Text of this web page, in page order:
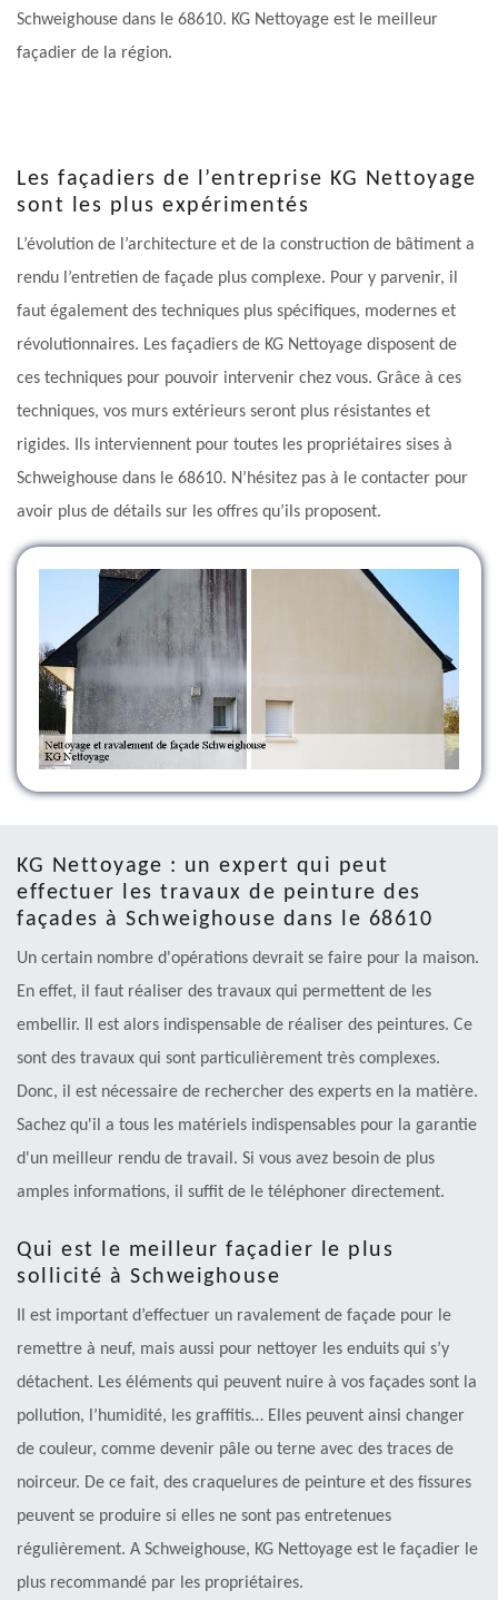
Schweighouse dans le 68610. KG Nettoyage est le meilleur
façadier de la région.
Les façadiers de l’entreprise KG Nettoyage
sont les plus expérimentés
L’évolution de l’architecture et de la construction de bâtiment a
rendu l’entretien de façade plus complexe. Pour y parvenir, il
faut également des techniques plus spécifiques, modernes et
révolutionnaires. Les façadiers de KG Nettoyage disposent de
ces techniques pour pouvoir intervenir chez vous. Grâce à ces
techniques, vos murs extérieurs seront plus résistantes et
rigides. Ils interviennent pour toutes les propriétaires sises à
Schweighouse dans le 68610. N’hésitez pas à le contacter pour
avoir plus de détails sur les offres qu’ils proposent.
KG Nettoyage : un expert qui peut
effectuer les travaux de peinture des
façades à Schweighouse dans le 68610
Un certain nombre d'opérations devrait se faire pour la maison.
En effet, il faut réaliser des travaux qui permettent de les
embellir. Il est alors indispensable de réaliser des peintures. Ce
sont des travaux qui sont particulièrement très complexes.
Donc, il est nécessaire de rechercher des experts en la matière.
Sachez qu'il a tous les matériels indispensables pour la garantie
d'un meilleur rendu de travail. Si vous avez besoin de plus
amples informations, il suffit de le téléphoner directement.
Qui est le meilleur façadier le plus
sollicité à Schweighouse
Il est important d’effectuer un ravalement de façade pour le
remettre à neuf, mais aussi pour nettoyer les enduits qui s’y
détachent. Les éléments qui peuvent nuire à vos façades sont la
pollution, l’humidité, les graffitis… Elles peuvent ainsi changer
de couleur, comme devenir pâle ou terne avec des traces de
noirceur. De ce fait, des craquelures de peinture et des fissures
peuvent se produire si elles ne sont pas entretenues
régulièrement. A Schweighouse, KG Nettoyage est le façadier le
plus recommandé par les propriétaires.